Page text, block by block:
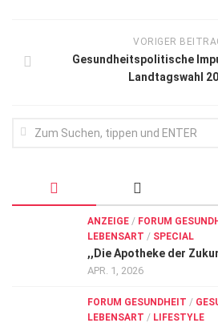
VORIGER
Gesundheitspolitische
Landtagswahl
ANZEIGE / FORUM
LEBENSART / SPECIAL
,,Die Apotheke der
APR. 1, 2026
FORUM GESUNDHEIT /
LEBENSART / LIFESTYLE